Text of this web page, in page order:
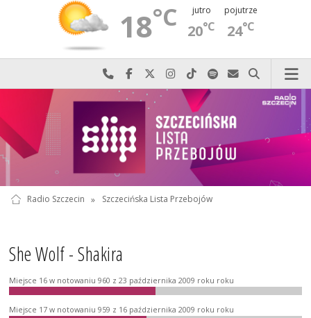
18°C jutro
20°C
pojutrze
24°C
Najlepiej po prostu do nas zadzwoń
Odwiedź nas na Facebook-u
Odwiedź nas na X
Odwiedź nas na Instagram-ie
Odwiedź nas na TikTok-u
Szukaj nas na Spotify
Wyślij do nas
Szukaj
Radio Szczecin » Szczecińska Lista Przebojów
She Wolf - Shakira
Miejsce 16 w notowaniu 960 z 23 października 2009 roku roku
Miejsce 17 w notowaniu 959 z 16 października 2009 roku roku